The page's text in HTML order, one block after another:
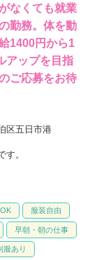
なくても就業
勤務。体を動
1400円から1
アップを目指
ご応募をお待
区五日市港
。
服装自由
早朝・朝の仕事
服あり